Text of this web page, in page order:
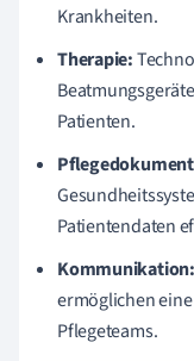
Krankheiten.
Therapie:
Patienten.
Patientendaten
Kommunikation:
ermöglichen
Pflegeteams.